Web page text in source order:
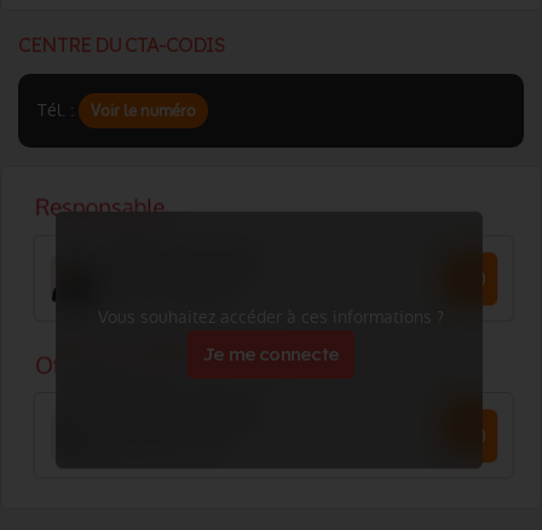
CENTRE DU CTA-CODIS
Tél. : Voir le numéro
Vous souhaitez accéder à ces informations ?
Je me connecte